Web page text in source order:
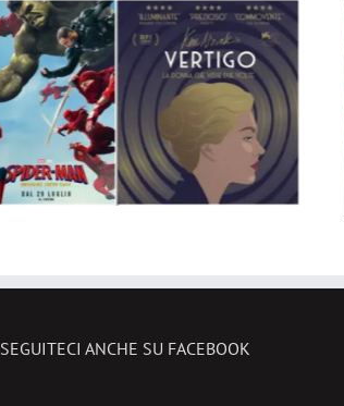
I film da vedere in TV dal
27 luglio al 2 agosto 2026
SEGUITECI ANCHE SU FACEBOOK